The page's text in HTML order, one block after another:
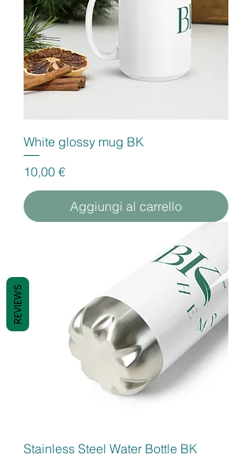
White glossy mug BK
Prezzo
10,00 €
Aggiungi al carrello
Stainless Steel Water Bottle BK
REVIEWS